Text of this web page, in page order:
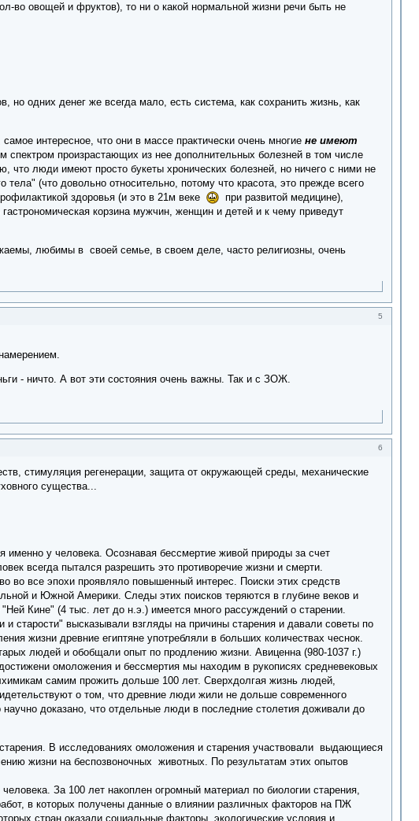
во овощей и фруктов), то ни о какой нормальной жизни речи быть не
но одних денег же всегда мало, есть система, как сохранить жизнь, как
интересное, что они в массе практически очень многие не имеют
произрастающих из нее дополнительных болезней в том числе
что люди имеют просто букеты хронических болезней, но ничего с ними не
(что довольно относительно, потому что красота, это прежде всего
здоровья (и это в 21м веке
при развитой медицине),
корзина мужчин, женщин и детей и к чему приведут
любимы в своей семье, в своем деле, часто религиозны, очень
5
- ничто. А вот эти состояния очень важны. Так и с ЗОЖ.
6
стимуляция регенерации, защита от окружающей среды, механические
существа...
у человека. Осознавая бессмертие живой природы за счет
всегда пытался разрешить это противоречие жизни и смерти.
во все эпохи проявляло повышенный интерес. Поиски этих средств
и Южной Америки. Следы этих поисков теряются в глубине веков и
Кине" (4 тыс. лет до н.э.) имеется много рассуждений о старении.
старости" высказывали взгляды на причины старения и давали советы по
жизни древние египтяне употребляли в больших количествах чеснок.
людей и обобщали опыт по продлению жизни. Авиценна (980-1037 г.)
омоложения и бессмертия мы находим в рукописях средневековых
самим прожить дольше 100 лет. Сверхдолгая жизнь людей,
о том, что древние люди жили не дольше современного
доказано, что отдельные люди в последние столетия доживали до
В исследованиях омоложения и старения участвовали выдающиеся
жизни на беспозвоночных животных. По результатам этих опытов
За 100 лет накоплен огромный материал по биологии старения,
в которых получены данные о влиянии различных факторов на ПЖ
стран оказали социальные факторы, экологические условия и